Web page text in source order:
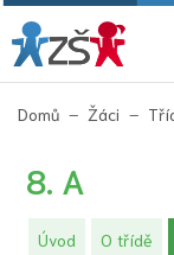
Domů Žáci
8. A
Úvod O třídě